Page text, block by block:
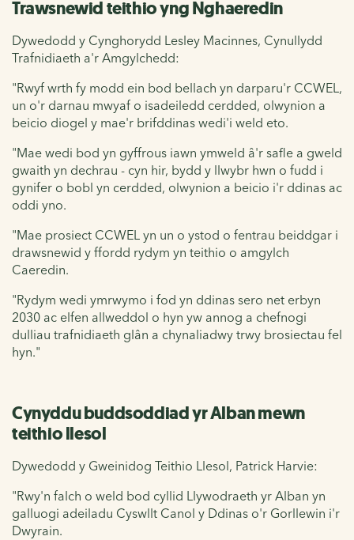
Trawsnewid teithio yng Nghaeredin
Dywedodd y Cynghorydd Lesley Macinnes, Cynullydd
Trafnidiaeth a'r Amgylchedd:
"Rwyf wrth fy modd ein bod bellach yn darparu'r CCWEL,
un o'r darnau mwyaf o isadeiledd cerdded, olwynion a
beicio diogel y mae'r brifddinas wedi'i weld eto.
"Mae wedi bod yn gyffrous iawn ymweld â'r safle a gweld
gwaith yn dechrau - cyn hir, bydd y llwybr hwn o fudd i
gynifer o bobl yn cerdded, olwynion a beicio i'r ddinas ac
oddi yno.
"Mae prosiect CCWEL yn un o ystod o fentrau beiddgar i
drawsnewid y ffordd rydym yn teithio o amgylch
Caeredin.
"Rydym wedi ymrwymo i fod yn ddinas sero net erbyn
2030 ac elfen allweddol o hyn yw annog a chefnogi
dulliau trafnidiaeth glân a chynaliadwy trwy brosiectau fel
hyn."
Cynyddu buddsoddiad yr Alban mewn
teithio llesol
Dywedodd y Gweinidog Teithio Llesol, Patrick Harvie:
"Rwy'n falch o weld bod cyllid Llywodraeth yr Alban yn
galluogi adeiladu Cyswllt Canol y Ddinas o'r Gorllewin i'r
Dwyrain.